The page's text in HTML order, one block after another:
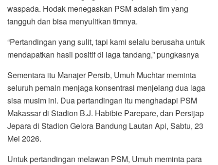
waspada. Hodak menegaskan PSM adalah tim yang
tangguh dan bisa menyulitkan timnya.
“Pertandingan yang sulit, tapi kami selalu berusaha untuk
mendapatkan hasil positif di laga tandang,” pungkasnya
Sementara itu Manajer Persib, Umuh Muchtar meminta
seluruh pemain menjaga konsentrasi menjelang dua laga
sisa musim ini. Dua pertandingan itu menghadapi PSM
Makassar di Stadion B.J. Habibie Parepare, dan Persijap
Jepara di Stadion Gelora Bandung Lautan Api, Sabtu, 23
Mei 2026.
Untuk pertandingan melawan PSM, Umuh meminta para